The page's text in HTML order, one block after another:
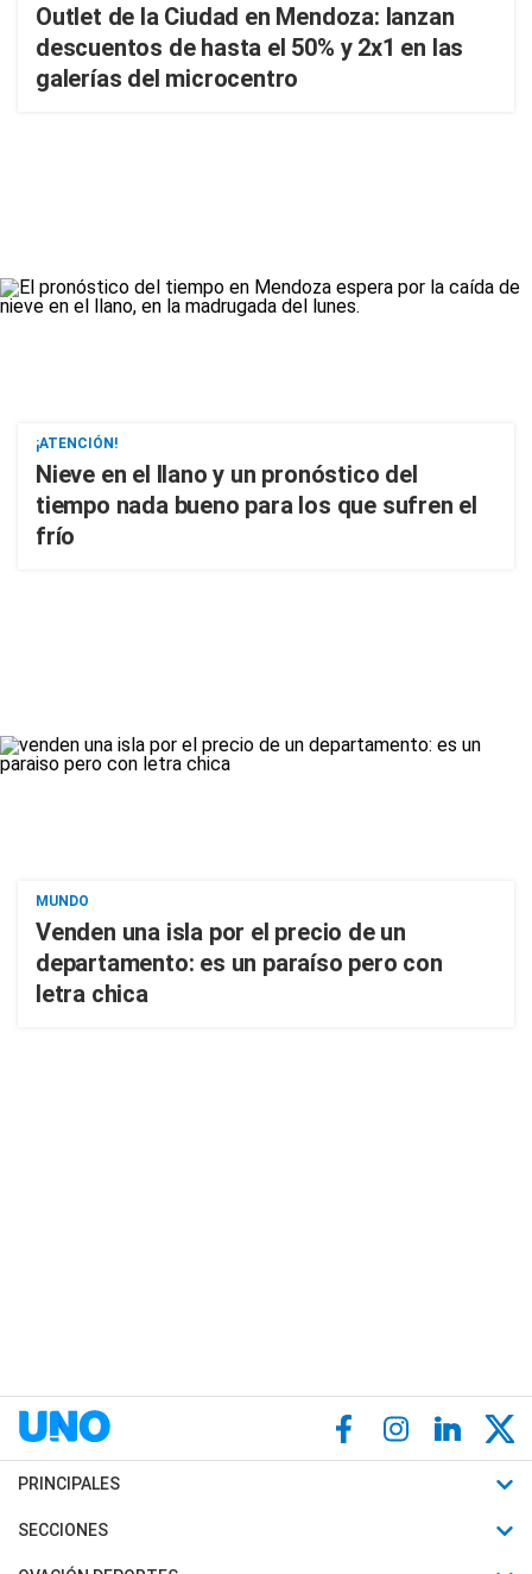
Outlet de la Ciudad en Mendoza: lanzan
descuentos de hasta el 50% y 2x1 en las
galerías del microcentro
¡ATENCIÓN!
Nieve en el llano y un pronóstico del
tiempo nada bueno para los que sufren el
frío
MUNDO
Venden una isla por el precio de un
departamento: es un paraíso pero con
letra chica
PRINCIPALES
Últimas Noticias
Política
SECCIONES